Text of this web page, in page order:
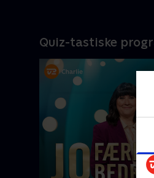
Quiz-tastiske